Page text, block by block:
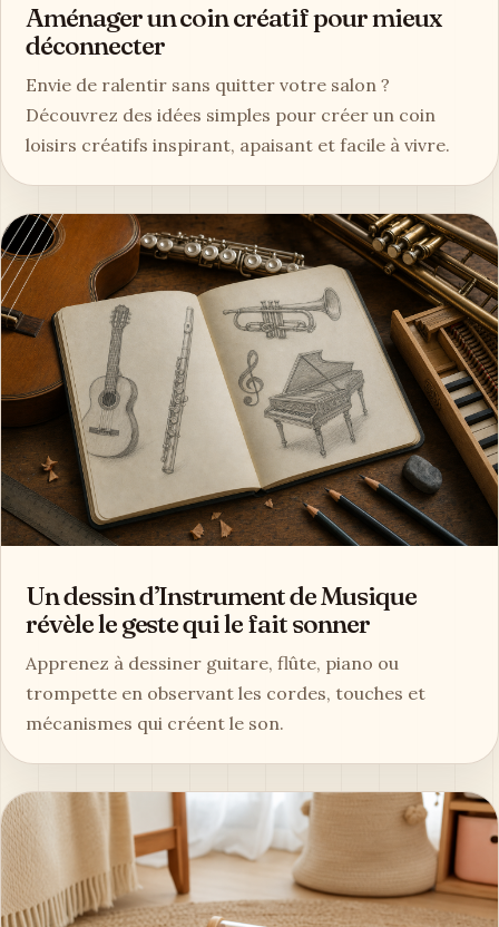
Aménager un coin créatif pour mieux
déconnecter
Envie de ralentir sans quitter votre salon ?
Découvrez des idées simples pour créer un coin
loisirs créatifs inspirant, apaisant et facile à vivre.
Un dessin d’Instrument de Musique
révèle le geste qui le fait sonner
Apprenez à dessiner guitare, flûte, piano ou
trompette en observant les cordes, touches et
mécanismes qui créent le son.